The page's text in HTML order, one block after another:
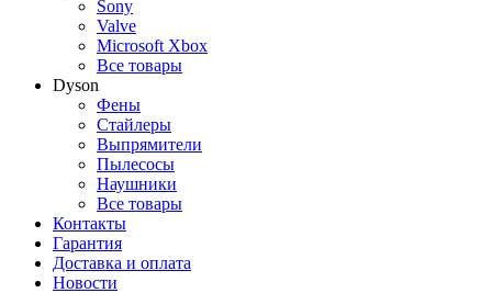
Sony
Valve
Microsoft Xbox
Все товары
Dyson
Фены
Стайлеры
Выпрямители
Пылесосы
Наушники
Все товары
Контакты
Гарантия
Доставка и оплата
Новости